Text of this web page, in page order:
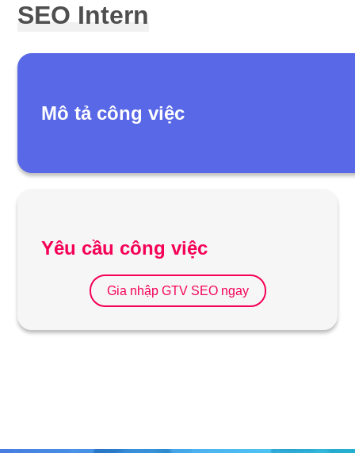
SEO Intern
Mô tả công việc
Yêu cầu công việc
Gia nhập GTV SEO ngay